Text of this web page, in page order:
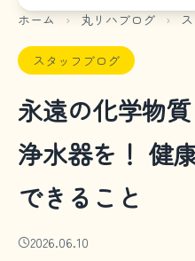
ホーム › 丸リハブログ ›
スタッフブログ
永遠の化学物
浄水器を！ 健
できること
2026.06.10